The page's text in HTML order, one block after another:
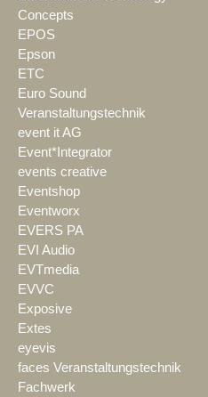
Concepts
EPOS
Epson
ETC
Euro Sound
Veranstaltungstechnik
event it AG
Event*Integrator
events creative
Eventshop
Eventworx
EVERS PA
EVI Audio
EVTmedia
EVVC
Exposive
Extes
eyevis
faces Veranstaltungstechnik
Fachwerk